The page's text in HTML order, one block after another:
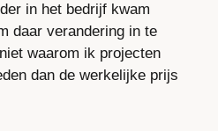
in het bedrijf kwam
daar verandering in te
waarom ik projecten
dan de werkelijke prijs